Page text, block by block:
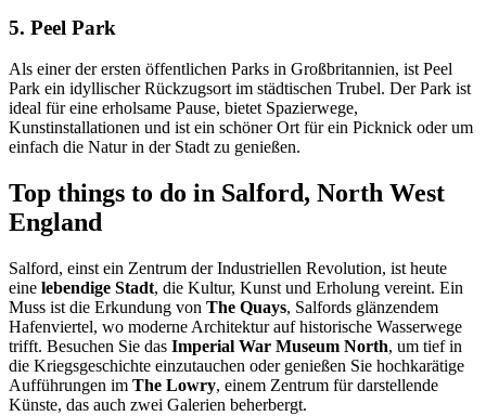
5. Peel Park
Als einer der ersten öffentlichen Parks in Großbritannien, ist Peel
Park ein idyllischer Rückzugsort im städtischen Trubel. Der Park ist
ideal für eine erholsame Pause, bietet Spazierwege,
Kunstinstallationen und ist ein schöner Ort für ein Picknick oder um
einfach die Natur in der Stadt zu genießen.
Top things to do in Salford, North West
England
Salford, einst ein Zentrum der Industriellen Revolution, ist heute
eine lebendige Stadt, die Kultur, Kunst und Erholung vereint. Ein
Muss ist die Erkundung von The Quays, Salfords glänzendem
Hafenviertel, wo moderne Architektur auf historische Wasserwege
trifft. Besuchen Sie das Imperial War Museum North, um tief in
die Kriegsgeschichte einzutauchen oder genießen Sie hochkarätige
Aufführungen im The Lowry, einem Zentrum für darstellende
Künste, das auch zwei Galerien beherbergt.